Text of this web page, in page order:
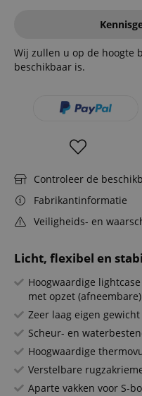
Licht, flexibel en
Hoogwaardige
met opzet
Zeer laag eigen
Scheur- en
Hoogwaardige
Verstelbare
Aparte vakken voor S-
Wij zullen u op de hoogte
beschikbaar is.
Controleer de
Fabrikantinformatie
Veiligheids- en